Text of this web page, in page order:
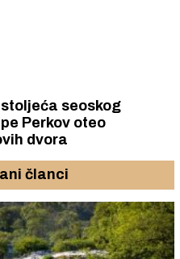
stoljeća seoskog
dvora
članci